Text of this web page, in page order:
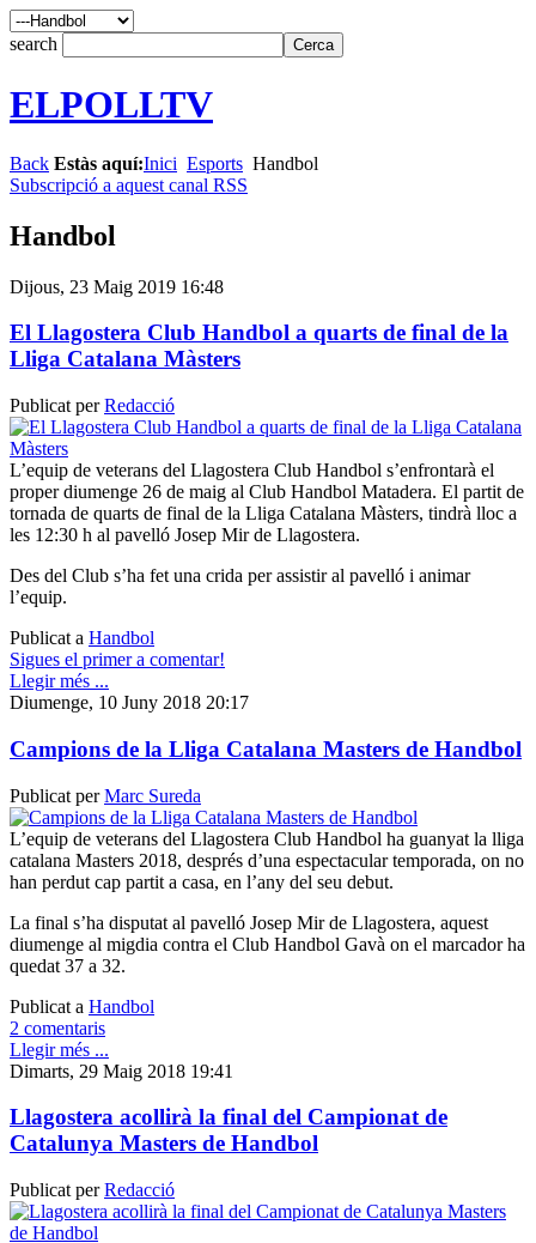
search
ELPOLLTV
Back Estàs aquí:Inici Esports Handbol
Subscripció a aquest canal RSS
Handbol
Dijous, 23 Maig 2019 16:48
El Llagostera Club Handbol a quarts de final de la
Lliga Catalana Màsters
Publicat perRedacció
L’equip de veterans del Llagostera Club Handbol s’enfrontarà el
proper diumenge 26 de maig al Club Handbol Matadera. El partit de
tornada de quarts de final de la Lliga Catalana Màsters, tindrà lloc a
les 12:30 h al pavelló Josep Mir de Llagostera.
Des del Club s’ha fet una crida per assistir al pavelló i animar
l’equip.
Publicat a Handbol
Sigues el primer a comentar!
Llegir més ...
Diumenge, 10 Juny 2018 20:17
Campions de la Lliga Catalana Masters de Handbol
Publicat perMarc Sureda
L’equip de veterans del Llagostera Club Handbol ha guanyat la lliga
catalana Masters 2018, després d’una espectacular temporada, on no
han perdut cap partit a casa, en l’any del seu debut.
La final s’ha disputat al pavelló Josep Mir de Llagostera, aquest
diumenge al migdia contra el Club Handbol Gavà on el marcador ha
quedat 37 a 32.
Publicat a Handbol
2 comentaris
Llegir més ...
Dimarts, 29 Maig 2018 19:41
Llagostera acollirà la final del Campionat de
Catalunya Masters de Handbol
Publicat perRedacció